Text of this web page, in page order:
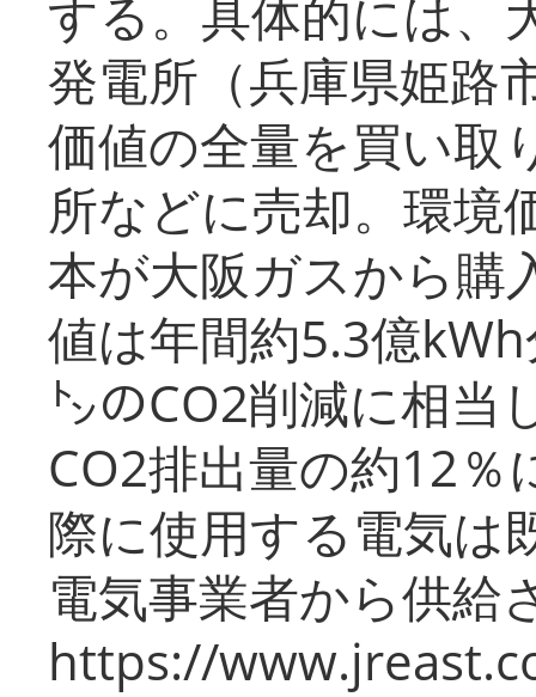
する。具体的には、
発電所（兵庫県姫路
価値の全量を買い取
所などに売却。環境
本が大阪ガスから購
値は年間約5.3億
㌧のCO2削減に相当
CO2排出量の約12％
際に使用する電気は
電気事業者から供給
https://